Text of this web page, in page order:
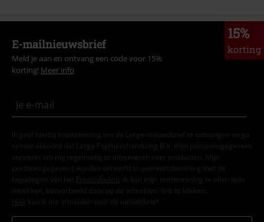
15%
korting
E-mailnieuwsbrief
Meld je aan en ontvang een code voor 15%
korting! Meer info
Ik geef hierbij toestemming om de Large-nieuwsbrief te ontvangen en ga
ermee akkoord dat Large Popmerchandising B.V. mijn persoonsgegevens
verwerkt om mij regelmatig te informeren over producten. Mijn
persoonsgegevens worden verwerkt in overeenstemming met de
bepalingen van het
Privacybeleid . Ik kan mijn toestemming te allen tijde
intrekken, bijvoorbeeld door op de ‘afmelden’-link te klikken.
Hier kan ik me afmelden voor de nieuwsbrief.